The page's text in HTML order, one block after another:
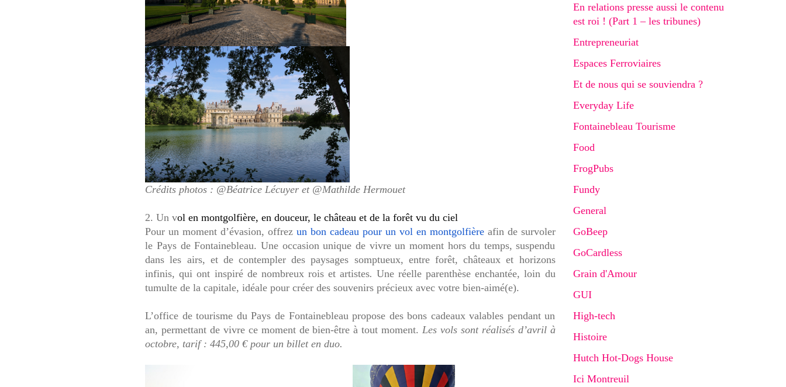
Crédits photos : @Béatrice Lécuyer et @Mathilde Hermouet
2. Un vol en montgolfière, en douceur, lechâteau et de la forêt vu du ciel
Pour un moment d’évasion, offrez un bon cadeau pour un vol en montgolfièreafin de survoler
le Pays de Fontainebleau. Une occasion unique de vivre un moment hors du temps, suspendu
dans les airs, et de contempler des paysages somptueux, entre forêt, châteaux et horizons
infinis, qui ont inspiré de nombreux rois et artistes.Une réelle parenthèse enchantée, loin du
tumulte de la capitale, idéale pour créer des souvenirs précieux avec votre bien-aimé(e).
L’office de tourisme du Pays de Fontainebleau propose des bons cadeaux valables pendant un
an, permettant de vivre ce moment de bien-être à tout moment.Les vols sont réalisés d’avril à
octobre, tarif : 445,00 € pour un billet en duo.
En relations presse aussi le contenu
est roi ! (Part 1 – les tribunes)
Entrepreneuriat
Espaces Ferroviaires
Et de nous qui se souviendra ?
Everyday Life
Fontainebleau Tourisme
Food
FrogPubs
Fundy
General
GoBeep
GoCardless
Grain d'Amour
GUI
High-tech
Histoire
Hutch Hot-Dogs House
Ici Montreuil